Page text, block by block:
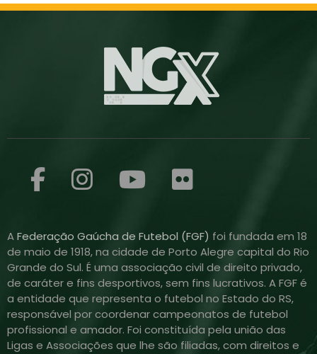
AFederação Gaúcha de Futebol (FGF) foi fundada em 18
de maio de 1918, na cidade de Porto Alegre capital do Rio
Grande do Sul. É uma associação civil de direito privado,
de caráter e fins desportivos, sem fins lucrativos. A FGF é
a entidade que representa o futebol no Estado do RS,
responsável por coordenar campeonatos de futebol
profissional e amador. Foi constituída pela união das
Ligas e Associações que lhe são filiadas, com direitos e